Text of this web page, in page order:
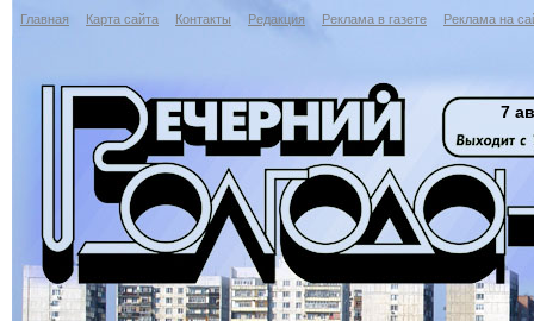
Главная Карта сайта Контакты Редакция Реклама в газете Реклама на
7